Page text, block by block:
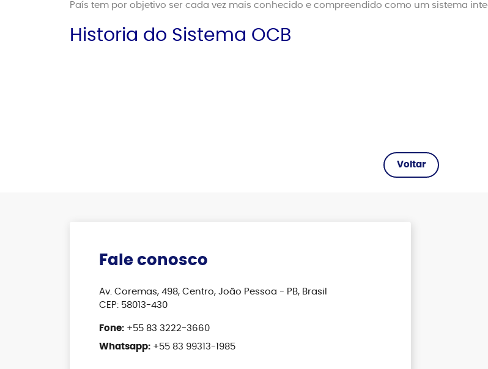
País tem por objetivo ser cada vez mais conhecido e compreendido como um sistema
Historia do Sistema OCB
Fale conosco
Av. Coremas, 498, Centro, João Pessoa - PB, Brasil
CEP: 58013-430
Fone: +55 83 3222-3660
Whatsapp: +55 83 99313-1985